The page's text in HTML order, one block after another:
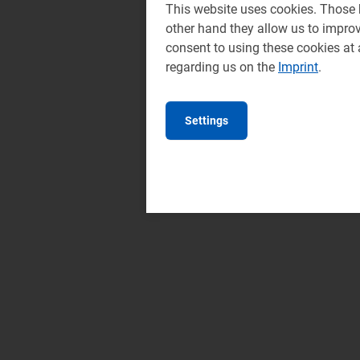
This website uses cookies.
other hand they allow us to
consent to using these cookies
regarding us on the Imprint.
Settings